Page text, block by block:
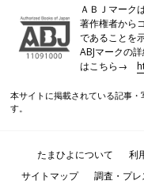
ＡＢＪマーク
著作権者から
であることを
ABJマークの
はこちら→
本サイトに掲載されている記事
す。
たまひよについて 利
サイトマップ
調査・プ